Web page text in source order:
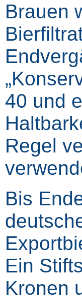
Brauen
40 und
Regel
Bis
Ein
Kronen